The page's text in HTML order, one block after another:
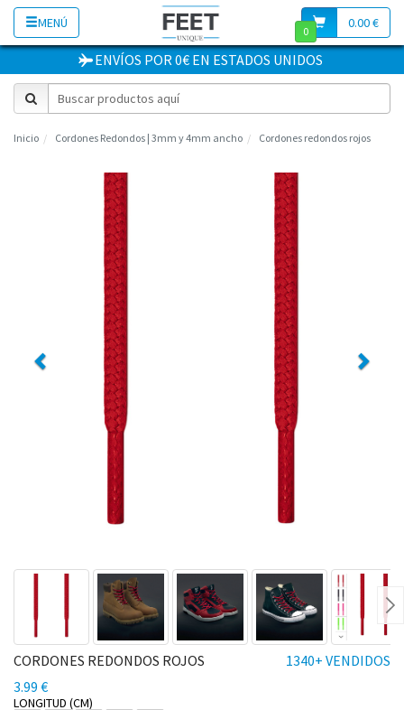
MENÚ 0.00 €
0
ENVÍOS POR 0€ EN ESTADOS UNIDOS
Inicio Cordones Redondos | 3mm y 4mm ancho Cordones redondos rojos
Previous
1340+ VENDIDOS
CORDONES REDONDOS ROJOS
3.99 €
LONGITUD (CM)